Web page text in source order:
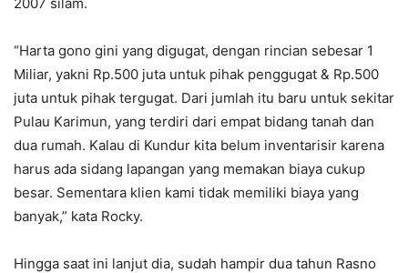
“Harta gono gini yang digugat, dengan rincian sebesar 1
Miliar, yakni Rp.500 juta untuk pihak penggugat & Rp.500
juta untuk pihak tergugat. Dari jumlah itu baru untuk sekitar
Pulau Karimun, yang terdiri dari empat bidang tanah dan
dua rumah. Kalau di Kundur kita belum inventarisir karena
harus ada sidang lapangan yang memakan biaya cukup
besar. Sementara klien kami tidak memiliki biaya yang
banyak,” kata Rocky.
Hingga saat ini lanjut dia, sudah hampir dua tahun Rasno